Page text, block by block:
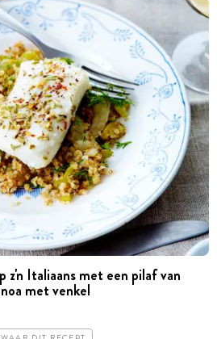
z'n Italiaans met een pilaf van
met venkel